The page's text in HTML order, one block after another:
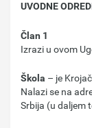
UVODNE
Član 1
Izrazi u ovom
Škola – je
Nalazi se na
Srbija (u daljem